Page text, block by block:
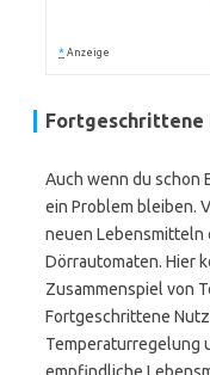
* Anzeige
Fortgeschrittene
Auch wenn du schon
ein Problem bleiben.
neuen
Dörrautomaten. Hier
Zusammenspiel von
Fortgeschrittene
Temperaturregelung